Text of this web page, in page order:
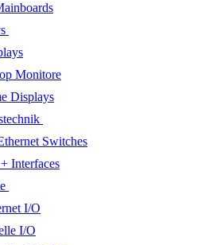
Monitore
Displays
Switches
Interfaces
I/O
I/O